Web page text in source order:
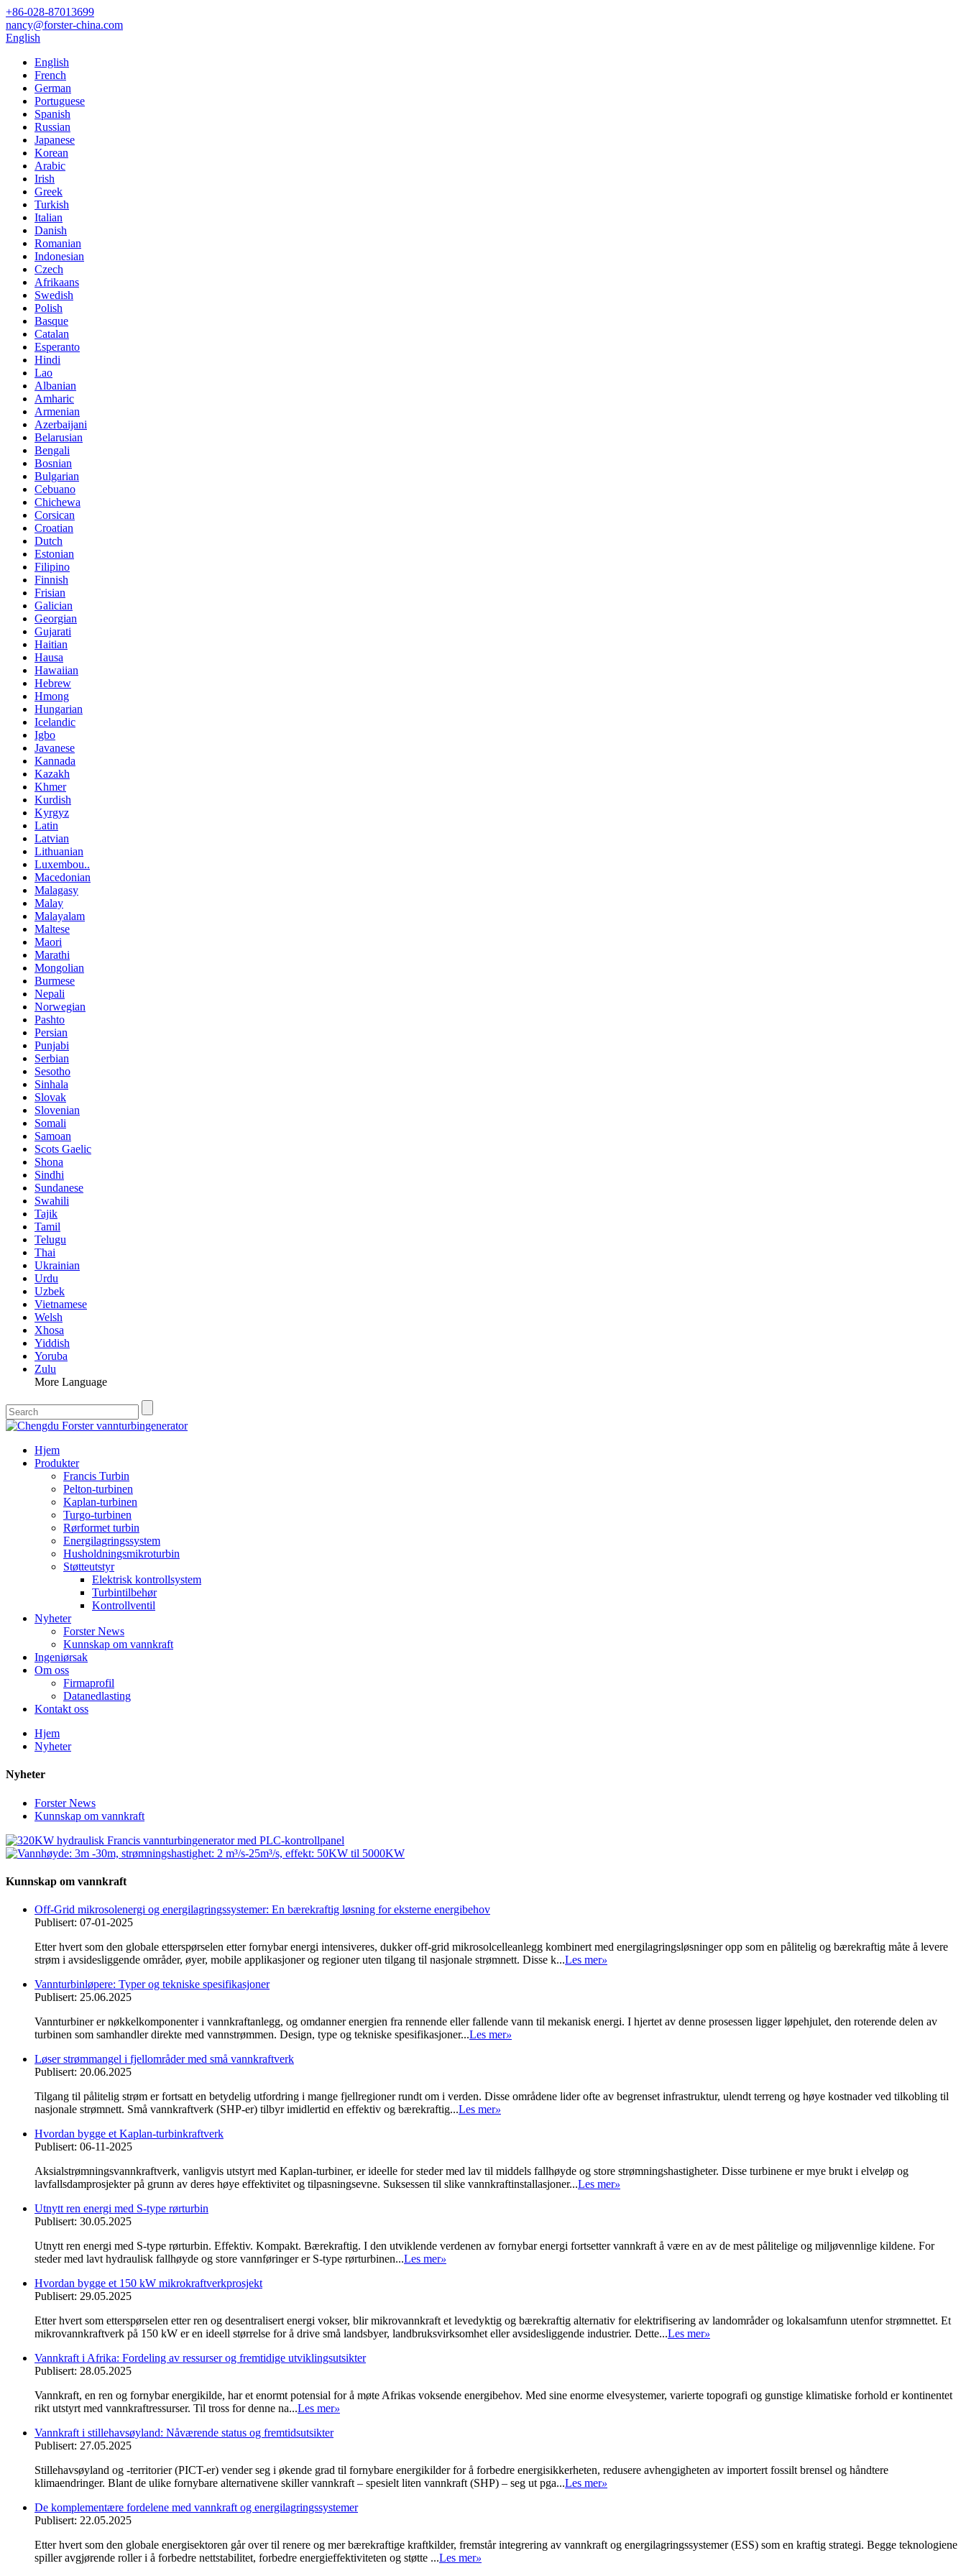
+86-028-87013699
nancy@forster-china.com
English
English
French
German
Portuguese
Spanish
Russian
Japanese
Korean
Arabic
Irish
Greek
Turkish
Italian
Danish
Romanian
Indonesian
Czech
Afrikaans
Swedish
Polish
Basque
Catalan
Esperanto
Hindi
Lao
Albanian
Amharic
Armenian
Azerbaijani
Belarusian
Bengali
Bosnian
Bulgarian
Cebuano
Chichewa
Corsican
Croatian
Dutch
Estonian
Filipino
Finnish
Frisian
Galician
Georgian
Gujarati
Haitian
Hausa
Hawaiian
Hebrew
Hmong
Hungarian
Icelandic
Igbo
Javanese
Kannada
Kazakh
Khmer
Kurdish
Kyrgyz
Latin
Latvian
Lithuanian
Luxembou..
Macedonian
Malagasy
Malay
Malayalam
Maltese
Maori
Marathi
Mongolian
Burmese
Nepali
Norwegian
Pashto
Persian
Punjabi
Serbian
Sesotho
Sinhala
Slovak
Slovenian
Somali
Samoan
Scots Gaelic
Shona
Sindhi
Sundanese
Swahili
Tajik
Tamil
Telugu
Thai
Ukrainian
Urdu
Uzbek
Vietnamese
Welsh
Xhosa
Yiddish
Yoruba
Zulu
More Language
Hjem
Produkter
Francis Turbin
Pelton-turbinen
Kaplan-turbinen
Turgo-turbinen
Rørformet turbin
Energilagringssystem
Husholdningsmikroturbin
Støtteutstyr
Elektrisk kontrollsystem
Turbintilbehør
Kontrollventil
Nyheter
Forster News
Kunnskap om vannkraft
Ingeniørsak
Om oss
Firmaprofil
Datanedlasting
Kontakt oss
Hjem
Nyheter
Nyheter
Forster News
Kunnskap om vannkraft
Kunnskap om vannkraft
Off-Grid mikrosolenergi og energilagringssystemer: En bærekraftig løsning for eksterne energibehov
Publisert: 07-01-2025
Etter hvert som den globale etterspørselen etter fornybar energi intensiveres, dukker off-grid mikrosolcelleanlegg kombinert med energilagringsløsninger opp som en pålitelig og bærekraftig måte å levere
strøm i avsidesliggende områder, øyer, mobile applikasjoner og regioner uten tilgang til nasjonale strømnett. Disse k...Les mer»
Vannturbinløpere: Typer og tekniske spesifikasjoner
Publisert: 25.06.2025
Vannturbiner er nøkkelkomponenter i vannkraftanlegg, og omdanner energien fra rennende eller fallende vann til mekanisk energi. I hjertet av denne prosessen ligger løpehjulet, den roterende delen av
turbinen som samhandler direkte med vannstrømmen. Design, type og tekniske spesifikasjoner...Les mer»
Løser strømmangel i fjellområder med små vannkraftverk
Publisert: 20.06.2025
Tilgang til pålitelig strøm er fortsatt en betydelig utfordring i mange fjellregioner rundt om i verden. Disse områdene lider ofte av begrenset infrastruktur, ulendt terreng og høye kostnader ved tilkobling til
nasjonale strømnett. Små vannkraftverk (SHP-er) tilbyr imidlertid en effektiv og bærekraftig...Les mer»
Hvordan bygge et Kaplan-turbinkraftverk
Publisert: 06-11-2025
Aksialstrømningsvannkraftverk, vanligvis utstyrt med Kaplan-turbiner, er ideelle for steder med lav til middels fallhøyde og store strømningshastigheter. Disse turbinene er mye brukt i elveløp og
lavfallsdamprosjekter på grunn av deres høye effektivitet og tilpasningsevne. Suksessen til slike vannkraftinstallasjoner...Les mer»
Utnytt ren energi med S-type rørturbin
Publisert: 30.05.2025
Utnytt ren energi med S-type rørturbin. Effektiv. Kompakt. Bærekraftig. I den utviklende verdenen av fornybar energi fortsetter vannkraft å være en av de mest pålitelige og miljøvennlige kildene. For
steder med lavt hydraulisk fallhøyde og store vannføringer er S-type rørturbinen...Les mer»
Hvordan bygge et 150 kW mikrokraftverkprosjekt
Publisert: 29.05.2025
Etter hvert som etterspørselen etter ren og desentralisert energi vokser, blir mikrovannkraft et levedyktig og bærekraftig alternativ for elektrifisering av landområder og lokalsamfunn utenfor strømnettet. Et
mikrovannkraftverk på 150 kW er en ideell størrelse for å drive små landsbyer, landbruksvirksomhet eller avsidesliggende industrier. Dette...Les mer»
Vannkraft i Afrika: Fordeling av ressurser og fremtidige utviklingsutsikter
Publisert: 28.05.2025
Vannkraft, en ren og fornybar energikilde, har et enormt potensial for å møte Afrikas voksende energibehov. Med sine enorme elvesystemer, varierte topografi og gunstige klimatiske forhold er kontinentet
rikt utstyrt med vannkraftressurser. Til tross for denne na...Les mer»
Vannkraft i stillehavsøyland: Nåværende status og fremtidsutsikter
Publisert: 27.05.2025
Stillehavsøyland og -territorier (PICT-er) vender seg i økende grad til fornybare energikilder for å forbedre energisikkerheten, redusere avhengigheten av importert fossilt brensel og håndtere
klimaendringer. Blant de ulike fornybare alternativene skiller vannkraft – spesielt liten vannkraft (SHP) – seg ut pga...Les mer»
De komplementære fordelene med vannkraft og energilagringssystemer
Publisert: 22.05.2025
Etter hvert som den globale energisektoren går over til renere og mer bærekraftige kraftkilder, fremstår integrering av vannkraft og energilagringssystemer (ESS) som en kraftig strategi. Begge teknologiene
spiller avgjørende roller i å forbedre nettstabilitet, forbedre energieffektiviteten og støtte ...Les mer»